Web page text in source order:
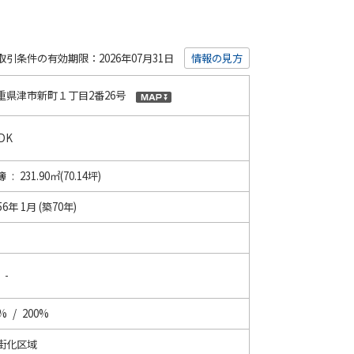
引条件の有効期限：2026年07月31日 情報の見方
県津市新町１丁目2番26号
: 231.90㎡(70.14坪)
年 1月 (築70年)
-
/ 200%
化区域